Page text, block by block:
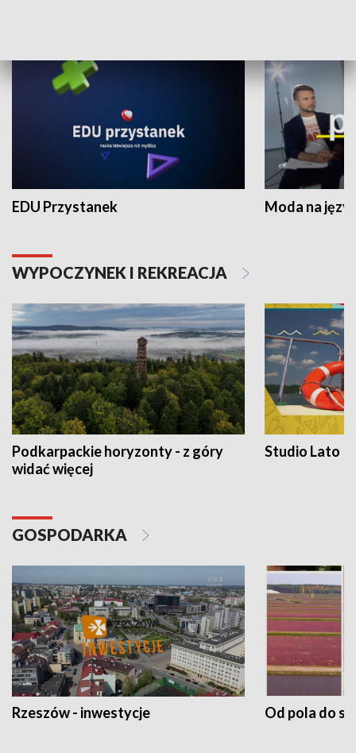
EDU Przystanek Moda na
WYPOCZYNEK I REKREACJA
Podkarpackie horyzonty - z góry
widać więcej
Studio Lato
GOSPODARKA
Rzeszów - inwestycje Od pola do